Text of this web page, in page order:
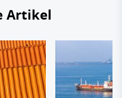
Artikel